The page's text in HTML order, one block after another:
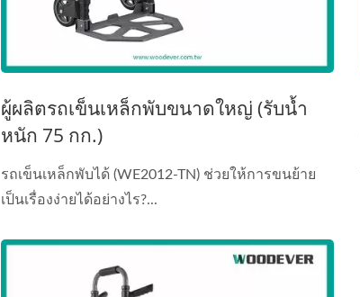
ผู้ผลิตรถเข็นเหล็กพับขนาดใหญ่ (รับน้ำ
หนัก 75 กก.)
รถเข็นเหล็กพับได้ (WE2012-TN) ช่วยให้การขนย้าย
เป็นเรื่องง่ายได้อย่างไร?...